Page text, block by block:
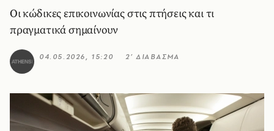
Οι κώδικες επικοινωνίας στις πτήσεις και τι
πραγματικά σημαίνουν
04.05.2026, 15:20 2’ ΔΙΑΒΑΣΜΑ